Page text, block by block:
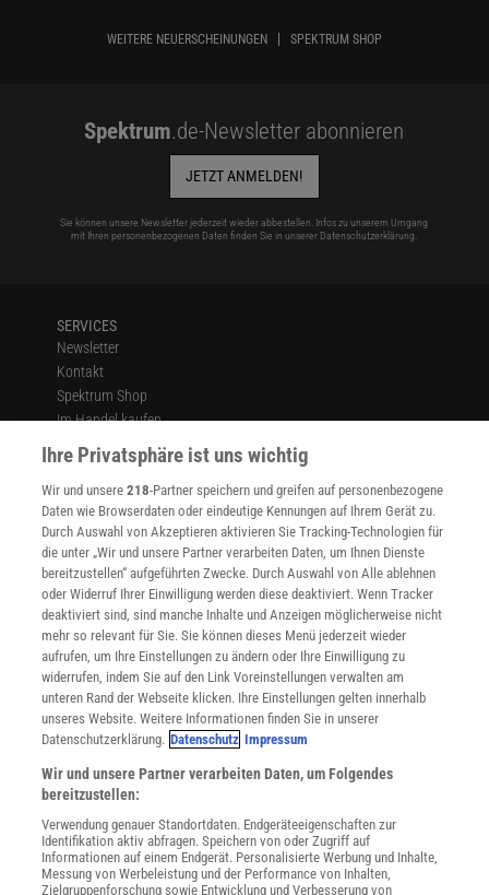
WEITERE NEUERSCHEINUNGEN SPEKTRUM SHOP
Spektrum.de-Newsletter abonnieren
JETZT ANMELDEN!
Sie können unsere Newsletter jederzeit wieder abbestellen. Infos zu unserem Umgang
mit Ihren personenbezogenen Daten finden Sie in unserer Datenschutzerklärung
SERVICES
Newsletter
Kontakt
Spektrum Shop
Im Handel kaufen
Presse
Verträge kündigen
Widerruf
INFO
Mediadaten
Datenschutz
Nutzungsbedingungen
Cookie-Einstellungen
Utiq verwalten
Nutzungsbasierte Onlinewerbung
Alle Artikel
Impressum
Angebote für Schulen
Angebote für Institutionen
Sprachen lernen mit Gymglish
Lexika
Für Spektrum schreiben
Ihre Privatsphäre ist uns wichtig
Wir und unsere218-Partner speichern und greifen auf personenbezogene
Daten wie Browserdaten oder eindeutige Kennungen auf Ihrem Gerät zu.
Durch Auswahl von Akzeptieren aktivieren Sie Tracking-Technologien für
die unter „Wir und unsere Partner verarbeiten Daten, um Ihnen Dienste
bereitzustellen“ aufgeführten Zwecke. Durch Auswahl von Alle ablehnen
oder Widerruf Ihrer Einwilligung werden diese deaktiviert. Wenn Tracker
deaktiviert sind, sind manche Inhalte und Anzeigen möglicherweise nicht
mehr so relevant für Sie. Sie können dieses Menü jederzeit wieder
aufrufen, um Ihre Einstellungen zu ändern oder Ihre Einwilligung zu
widerrufen, indem Sie auf den Link Voreinstellungen verwalten am
unteren Rand der Webseite klicken. Ihre Einstellungen gelten innerhalb
unseres Website. Weitere Informationen finden Sie in unserer
Datenschutzerklärung. Datenschutz Impressum
Wir und unsere Partner verarbeiten Daten, um Folgendes
bereitzustellen:
Verwendung genauer Standortdaten. Endgeräteeigenschaften zur
Identifikation aktiv abfragen. Speichern von oder Zugriff auf
Informationen auf einem Endgerät. Personalisierte Werbung und Inhalte,
Messung von Werbeleistung und der Performance von Inhalten,
Zielgruppenforschung sowie Entwicklung und Verbesserung von